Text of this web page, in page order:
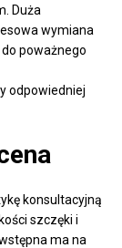
Duża
wymiana
poważnego
odpowiedniej
konsultacyjną
szczęki i
ma na